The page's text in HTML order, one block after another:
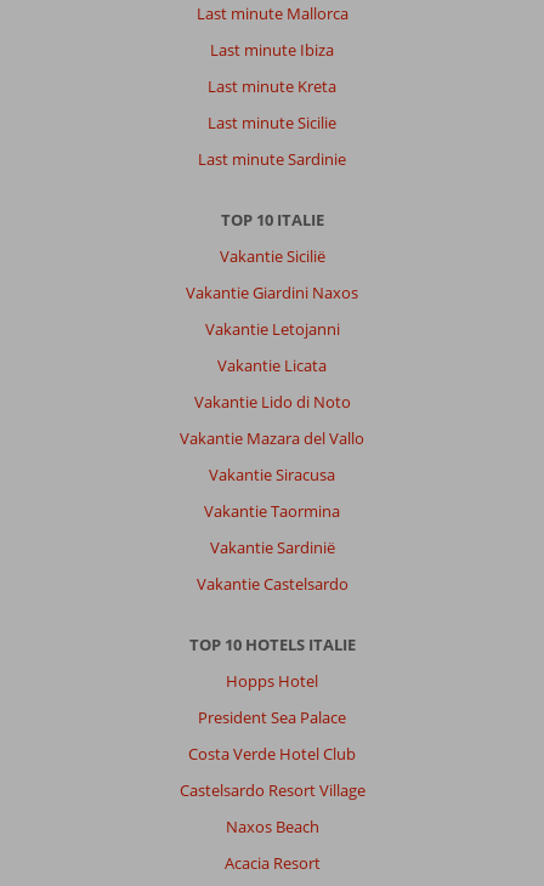
Last minute Mallorca
Last minute Ibiza
Last minute Kreta
Last minute Sicilie
Last minute Sardinie
TOP 10 ITALIE
Vakantie Sicilië
Vakantie Giardini Naxos
Vakantie Letojanni
Vakantie Licata
Vakantie Lido di Noto
Vakantie Mazara del Vallo
Vakantie Siracusa
Vakantie Taormina
Vakantie Sardinië
Vakantie Castelsardo
TOP 10 HOTELS ITALIE
Hopps Hotel
President Sea Palace
Costa Verde Hotel Club
Castelsardo Resort Village
Naxos Beach
Acacia Resort